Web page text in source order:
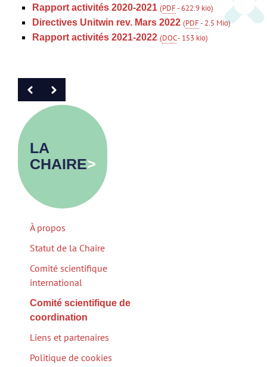
Rapport activités 2020-2021 (PDF-622.9 kio)
Directives Unitwin rev. Mars 2022 (PDF- 2.5 Mio)
Rapport activités 2021-2022 (DOC- 153 kio)
LA
CHAIRE>
À propos
Statut de la Chaire
Comité scientifique
international
Comité scientifique de
coordination
Liens et partenaires
Politique de cookies